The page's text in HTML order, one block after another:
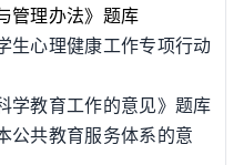
管理办法》题库
生心理健康工作专项行动
学教育工作的意见》题库
公共教育服务体系的意